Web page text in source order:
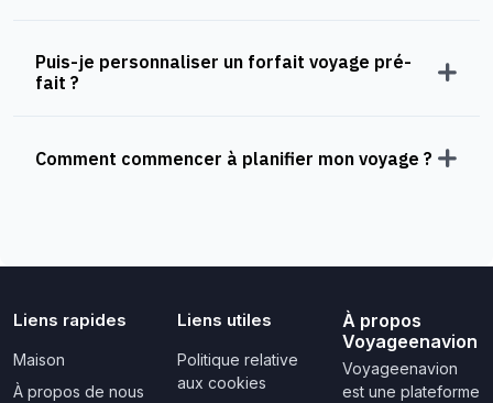
Puis-je personnaliser un forfait voyage pré-
fait ?
Comment commencer à planifier mon voyage ?
Liens rapides
Maison
À propos de nous
Liens utiles
Politique relative
aux cookies
À propos
Voyageenavion
Voyageenavion
est une plateforme